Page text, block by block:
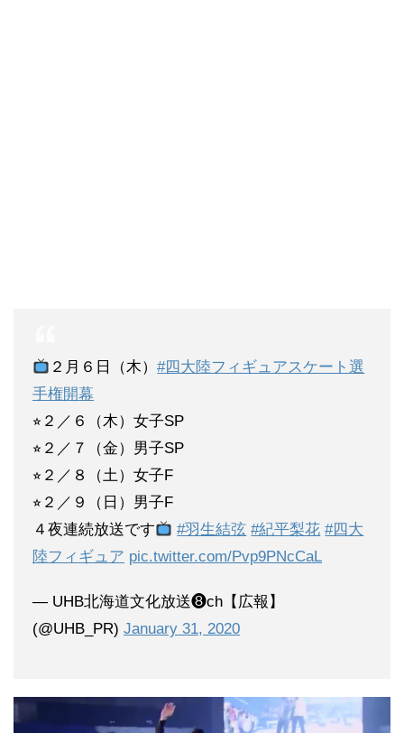
２月６日（木）#四大陸フィギュアスケート選
手権開幕
⭐︎２／６（木）女子SP
⭐︎２／７（金）男子SP
⭐︎２／８（土）女子F
⭐︎２／９（日）男子F
４夜連続放送です
#羽生結弦 #紀平梨花 #四大
陸フィギュア pic.twitter.com/Pvp9PNcCaL
— UHB北海道文化放送❽ch【広報】
(@UHB_PR) January 31, 2020